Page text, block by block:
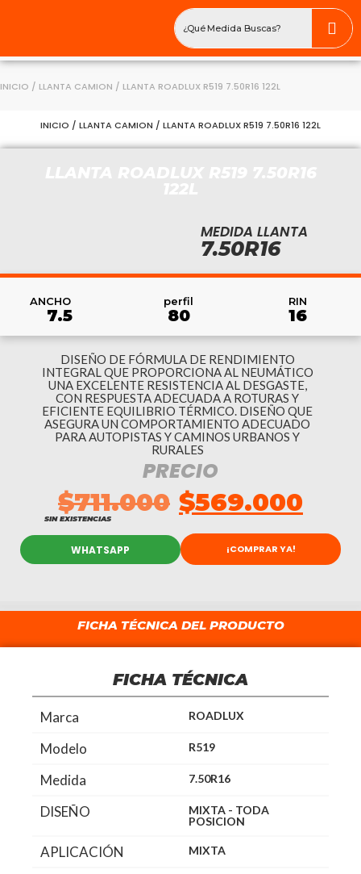
INICIO / LLANTA CAMION / LLANTA ROADLUX R519 7.50R16 122L
INICIO / LLANTA CAMION / LLANTA ROADLUX R519 7.50R16 122L
MEDIDA LLANTA
7.50R16
ANCHO
7.5
perfil
80
RIN
16
DISEÑO DE FÓRMULA DE RENDIMIENTO
INTEGRAL QUE PROPORCIONA AL NEUMÁTICO
UNA EXCELENTE RESISTENCIA AL DESGASTE,
CON RESPUESTA ADECUADA A ROTURAS Y
EFICIENTE EQUILIBRIO TÉRMICO. DISEÑO QUE
ASEGURA UN COMPORTAMIENTO ADECUADO
PARA AUTOPISTAS Y CAMINOS URBANOS Y
RURALES
PRECIO
$711.000 $569.000
SIN EXISTENCIAS
WHATSAPP ¡COMPRAR YA!
FICHA TÉCNICA DEL PRODUCTO
FICHA TÉCNICA
Marca ROADLUX
Modelo R519
Medida 7.50R16
DISEÑO
MIXTA - TODA
POSICION
APLICACIÓN MIXTA